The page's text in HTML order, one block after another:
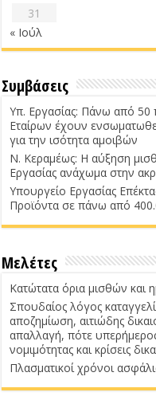
31
« Ιούλ
Συμβάσεις
Υπ. Εργασίας: Πάνω από 50
Εταίρων έχουν
για την ισότητα αμοιβών
Ν. Κεραμέως: Η αύξηση
Εργασίας ανάχωμα στην
Υπουργείο Εργασίας
Προϊόντα σε πάνω από
Μελέτες
Κατώτατα όρια μισθών και
Σπουδαίος λόγος
αποζημίωση, αιτιώδης
απαλλαγή, πότε
νομιμότητας και κρίσεις
Πλασματικοί χρόνοι